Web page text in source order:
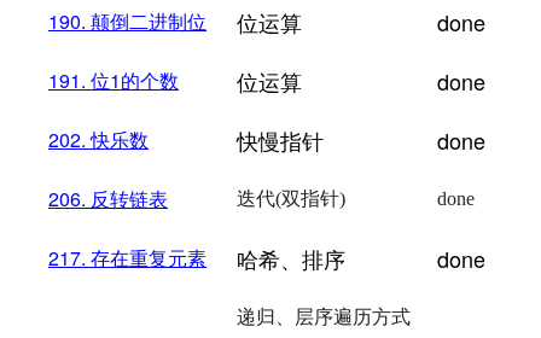
190. 颠倒二进制位 位运算 done
191. 位1的个数 位运算 done
202.快乐数 快慢指针 done
206. 反转链表 迭代(双指针) done
217. 存在重复元素 哈希、排序 done
递归、层序遍历方式